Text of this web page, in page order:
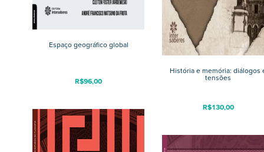
Espaço geográfico global
R$96,00
História e memória: diálogos
tensões
R$130,00